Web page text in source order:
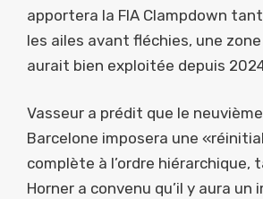
apportera la FIA Clampdown
les ailes avant fléchies, une
aurait bien exploitée depuis
Vasseur a prédit que le
Barcelone imposera une
complète à l’ordre hiérarchique,
Horner a convenu qu’il y aura